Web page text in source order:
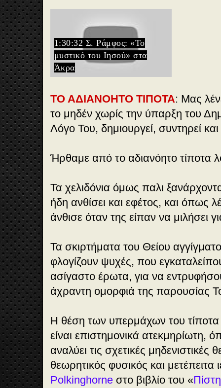
1:30:32 Σ. Ράμφος: «Το
μυστικό του Ιησού» στα
Άκρα
ΤΟ ΑΔΙΑΝΟΗΤΟ ΤΙΠΟΤΑ: Μας
το μηδέν χωρίς την ύπαρξη του
Λόγο Του, δημιουργεί, συντηρεί
Ήρθαμε από το αδιανόητο τίποτα
Τα χελιδόνια όμως παλι
ήδη ανθίσει και εφέτος, και όπως
άνθισε όταν της είπαν να μιλήσει
Τα σκιρτήματα του Θείου
φλογίζουν ψυχές, που
ασίγαστο έρωτα, για να
άχραντη ομορφιά της παρουσίας
Η θέση των υπερμάχων του
είναι επιστημονικά
αναλύει τις σχετικές μηδενιστικές
θεωρητικός φυσικός και μετέπειτα
Polkinghorne στο βιβλίο του «